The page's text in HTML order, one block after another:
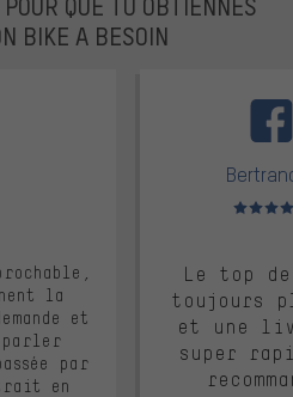
BIKE A BESOIN
sur 5
la
et
par
en
Note
Le top
toujours
et une
super